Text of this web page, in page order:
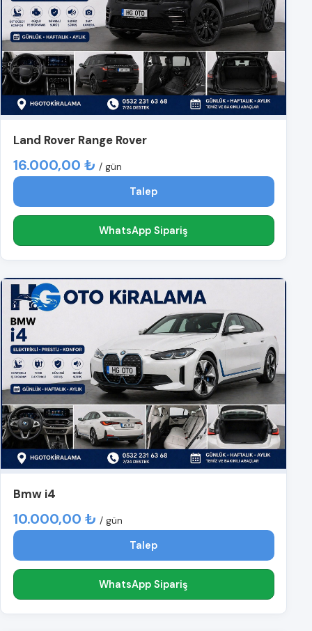
Land Rover Range Rover
16.000,00 ₺ / gün
Talep
WhatsApp Sipariş
Bmw i4
10.000,00 ₺ / gün
Talep
WhatsApp Sipariş